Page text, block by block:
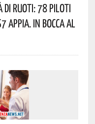
Di Ruoti: 78 Piloti
Appia. In Bocca Al